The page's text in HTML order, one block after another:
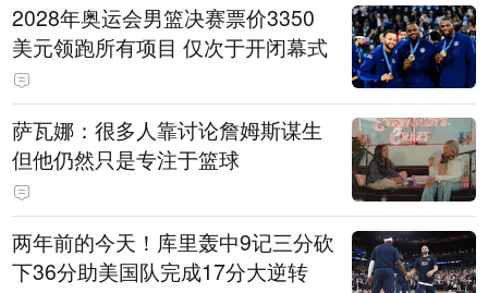
2028年奥运会男篮决赛票价3350
美元领跑所有项目 仅次于开闭幕式
萨瓦娜：很多人靠讨论詹姆斯谋生
但他仍然只是专注于篮球
两年前的今天！库里轰中9记三分砍
下36分助美国队完成17分大逆转